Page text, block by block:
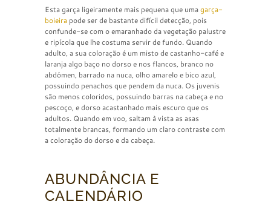
Esta garça ligeiramente mais pequena que umagarça-
boieira pode ser de bastante difícil detecção, pois
confunde-se com o emaranhado da vegetação palustre
e ripícola que lhe costuma servir de fundo. Quando
adulto, a sua coloração é um misto de castanho-café e
laranja algo baço no dorso e nos flancos, branco no
abdómen, barrado na nuca, olho amarelo e bico azul,
possuindo penachos que pendem da nuca. Os juvenis
são menos coloridos, possuindo barras na cabeça e no
pescoço, e dorso acastanhado mais escuro que os
adultos. Quando em voo, saltam à vista as asas
totalmente brancas, formando um claro contraste com
a coloração do dorso e da cabeça.
ABUNDÂNCIA E
CALENDÁRIO